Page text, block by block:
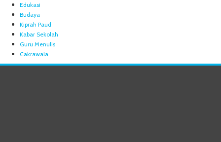
Edukasi
Budaya
Kiprah Paud
Kabar Sekolah
Guru Menulis
Cakrawala